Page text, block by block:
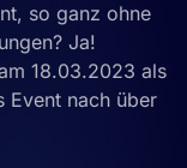
so ganz ohne
Ja!
18.03.2023 als
Event nach über